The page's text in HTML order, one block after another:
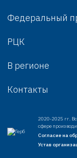
Федеральный
РЦК
В регионе
Контакты
2020-2025 гг.
сфере
Согласие на
Устав